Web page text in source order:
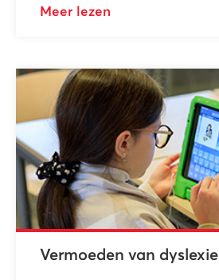
Meer lezen
Vermoeden van dyslexie